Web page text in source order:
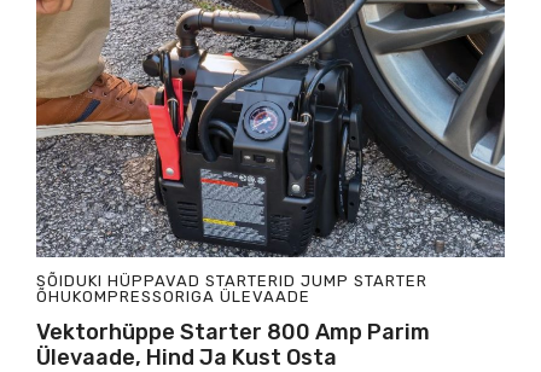
SÕIDUKI HÜPPAVAD STARTERID JUMP STARTER
ÕHUKOMPRESSORIGA ÜLEVAADE
Vektorhüppe Starter 800 Amp Parim
Ülevaade, Hind Ja Kust Osta